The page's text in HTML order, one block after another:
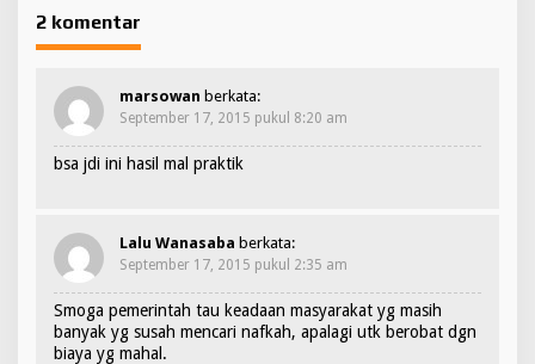
g
a
p
2 komentar
marsowan berkata:
September 17, 2015 pukul 8:20 am
bsa jdi ini hasil mal praktik
Lalu Wanasaba berkata:
September 17, 2015 pukul 2:35 am
Smoga pemerintah tau keadaan masyarakat yg masih
banyak yg susah mencari nafkah, apalagi utk berobat dgn
biaya yg mahal.